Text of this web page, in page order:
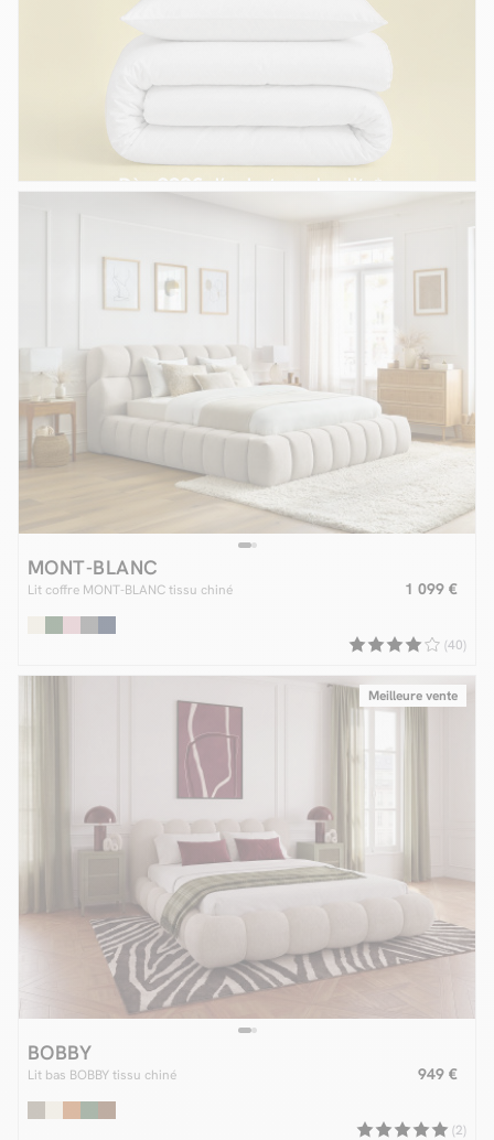
MONT-BLANC
Lit coffre MONT-BLANC tissu chiné 1 099 €
(40)
Meilleure vente
BOBBY
Lit bas BOBBY tissu chiné 949 €
(2)